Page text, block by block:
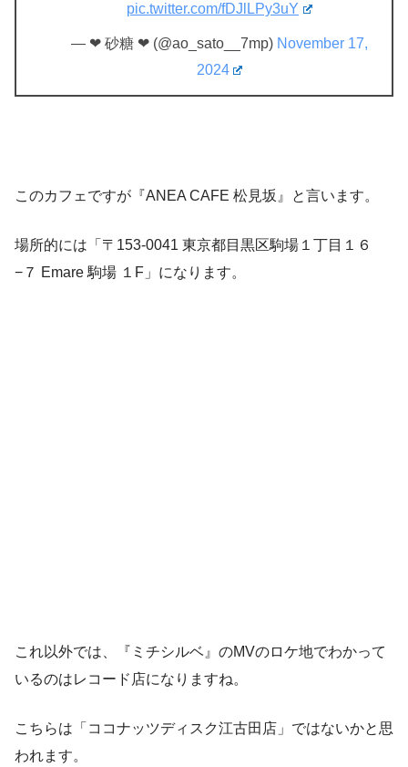
pic.twitter.com/fDJlLPy3uY
— ︎︎︎︎❤︎ 砂糖︎︎︎︎ ❤︎ (@ao_sato__7mp) November 17,
2024
このカフェですが『ANEA CAFE 松見坂』と言います。
場所的には「〒153-0041 東京都目黒区駒場１丁目１６
−７ Emare 駒場 １F」になります。
これ以外では、『ミチシルベ』のMVのロケ地でわかって
いるのはレコード店になりますね。
こちらは「ココナッツディスク江古田店」ではないかと思
われます。